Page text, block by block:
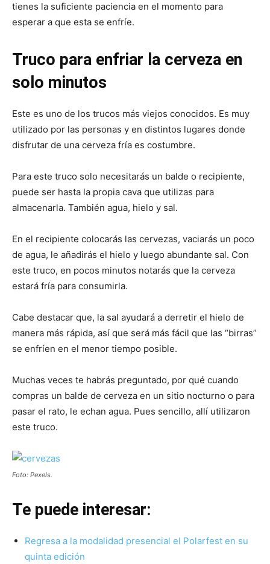
tienes la suficiente paciencia en el momento para
esperar a que esta se enfríe.
Truco para enfriar la cerveza en
solo minutos
Este es uno de los trucos más viejos conocidos. Es muy
utilizado por las personas y en distintos lugares donde
disfrutar de una cerveza fría es costumbre.
Para este truco solo necesitarás un balde o recipiente,
puede ser hasta la propia cava que utilizas para
almacenarla. También agua, hielo y sal.
En el recipiente colocarás las cervezas, vaciarás un poco
de agua, le añadirás el hielo y luego abundante sal. Con
este truco, en pocos minutos notarás que la cerveza
estará fría para consumirla.
Cabe destacar que, la sal ayudará a derretir el hielo de
manera más rápida, así que será más fácil que las “birras”
se enfríen en el menor tiempo posible.
Muchas veces te habrás preguntado, por qué cuando
compras un balde de cerveza en un sitio nocturno o para
pasar el rato, le echan agua. Pues sencillo, allí utilizaron
este truco.
Foto: Pexels.
Te puede interesar:
Regresa a la modalidad presencial el Polarfest en su
quinta edición